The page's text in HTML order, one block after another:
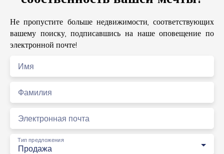
Не пропустите больше недвижимости, соответствующих
вашему поиску, подписавшись на наше оповещение по
электронной почте!
Имя
Фамилия
Электронная почта
Продажа
Тип предложения